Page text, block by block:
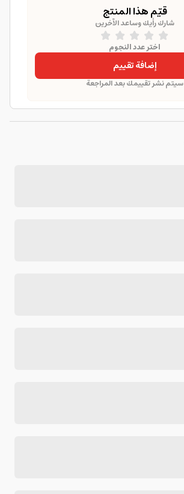
قيّم هذا المنتج
شارك رأيك وساعد الآخرين
اختر عدد النجوم
إضافة تقييم
سيتم نشر تقييمك بعد المراجعة